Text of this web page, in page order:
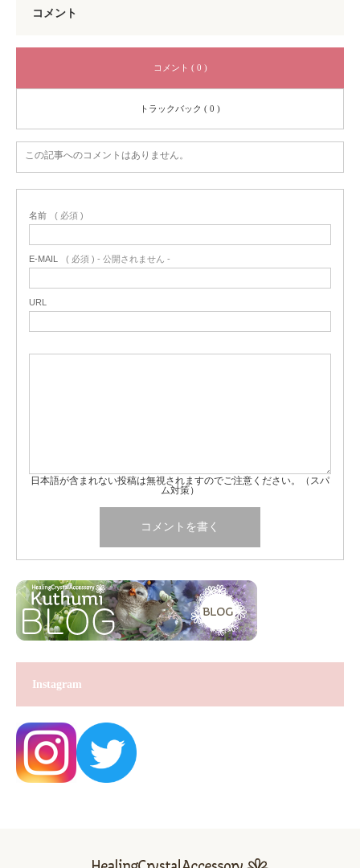
コメント
コメント ( 0 )
トラックバック ( 0 )
この記事へのコメントはありません。
名前 ( 必須 )
E-MAIL ( 必須 ) - 公開されません -
URL
日本語が含まれない投稿は無視されますのでご注意ください。（スパ
ム対策）
Instagram